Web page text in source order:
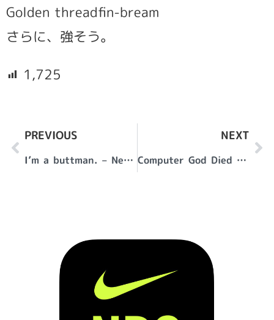
Golden threadfin-bream
さらに、強そう。
1,725
PREVIOUS
I’m a buttman. – New Porsche911 – 991 どうしてもお尻が気になる
NEXT
Computer God Died on My Birthday – なんとも皮肉な…